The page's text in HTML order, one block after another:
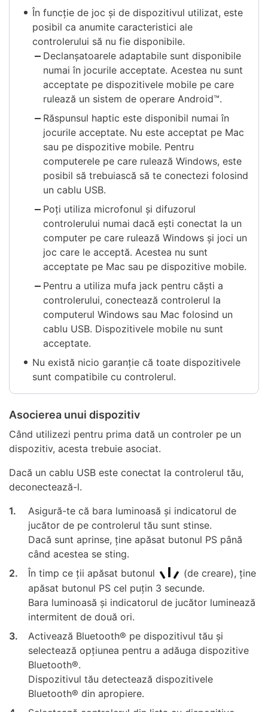
În funcție de joc și de dispozitivul utilizat, este
posibil ca anumite caracteristici ale
controlerului să nu fie disponibile.
Declanșatoarele adaptabile sunt disponibile
numai în jocurile acceptate. Acestea nu sunt
acceptate pe dispozitivele mobile pe care
rulează un sistem de operare Android™.
Răspunsul haptic este disponibil numai în
jocurile acceptate. Nu este acceptat pe Mac
sau pe dispozitive mobile. Pentru
computerele pe care rulează Windows, este
posibil să trebuiască să te conectezi folosind
un cablu USB.
Poți utiliza microfonul și difuzorul
controlerului numai dacă ești conectat la un
computer pe care rulează Windows și joci un
joc care le acceptă. Acestea nu sunt
acceptate pe Mac sau pe dispozitive mobile.
Pentru a utiliza mufa jack pentru căști a
controlerului, conectează controlerul la
computerul Windows sau Mac folosind un
cablu USB. Dispozitivele mobile nu sunt
acceptate.
Nu există nicio garanție că toate dispozitivele
sunt compatibile cu controlerul.
Asocierea unui dispozitiv
Când utilizezi pentru prima dată un controler pe un
dispozitiv, acesta trebuie asociat.
Dacă un cablu USB este conectat la controlerul tău,
deconectează-l.
1.
Asigură-te că bara luminoasă și indicatorul de
jucător de pe controlerul tău sunt stinse.
Dacă sunt aprinse, ține apăsat butonul PS până
când acestea se sting.
2.
În timp ce ții apăsat butonul
(de creare), ține
apăsat butonul PS cel puțin 3 secunde.
Bara luminoasă și indicatorul de jucător luminează
intermitent de două ori.
3.
Activează Bluetooth® pe dispozitivul tău și
selectează opțiunea pentru a adăuga dispozitive
Bluetooth®.
Dispozitivul tău detectează dispozitivele
Bluetooth® din apropiere.